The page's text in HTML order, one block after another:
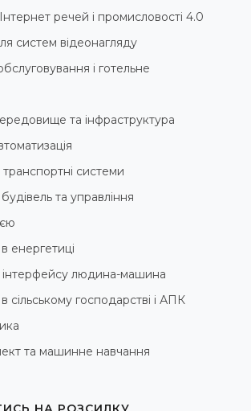
речей і промисловості 4.0
систем відеонагляду
і готельне
та інфраструктура
транспортні системи
та управління
енергетиці
інтерфейсу людина-машина
сільському господарстві і АПК
та машинне навчання